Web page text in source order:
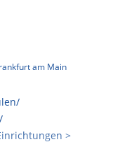
am Main
>